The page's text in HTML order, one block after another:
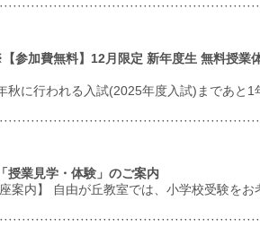
加費無料】12月限定 新年度生 無料授業
秋に行われる入試(2025年度入試)まであと1
授業見学・体験」のご案内
案内】 自由が丘教室では、小学校受験をお